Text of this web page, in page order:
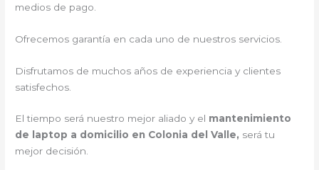
medios de pago.
Ofrecemos garantía en cada uno de nuestros servicios.
Disfrutamos de muchos años de experiencia y clientes
satisfechos.
El tiempo será nuestro mejor aliado y el mantenimiento
de laptop a domicilio en Colonia del Valle, será tu
mejor decisión.